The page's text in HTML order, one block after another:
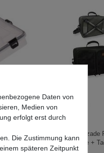
-
Prologic
- Bivvy Table +
Daten von
Medien von
erfolgt erst durch
Die Zustimmung kann
späteren Zeitpunkt